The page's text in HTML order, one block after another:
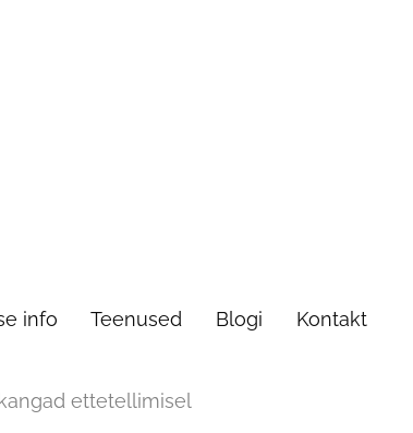
info Teenused Blogi Kontakt
ettetellimisel